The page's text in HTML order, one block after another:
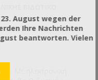
Με ηλεκτρονική
August wegen der
Ihre Nachrichten
beantworten. Vielen